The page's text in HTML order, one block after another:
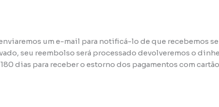
um e-mail para notificá-lo de que recebemos
seu reembolso será processado devolveremos o
dias para receber o estorno dos pagamentos com